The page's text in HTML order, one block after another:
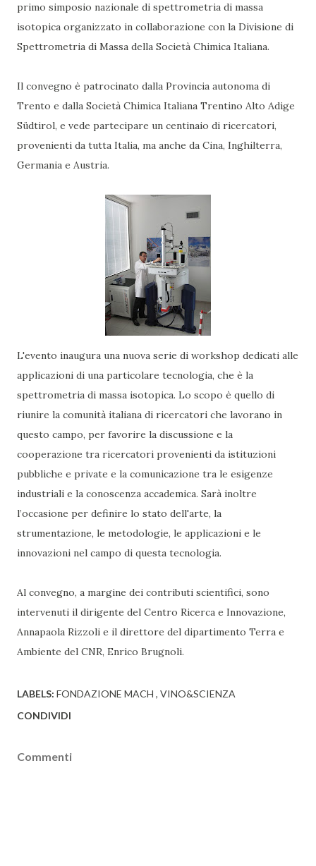
primo simposio nazionale di spettrometria di massa
isotopica organizzato in collaborazione con la Divisione di
Spettrometria di Massa della Società Chimica Italiana.
Il convegno è patrocinato dalla Provincia autonoma di
Trento e dalla Società Chimica Italiana Trentino Alto Adige
Südtirol, e vede partecipare un centinaio di ricercatori,
provenienti da tutta Italia, ma anche da Cina, Inghilterra,
Germania e Austria.
L'evento inaugura una nuova serie di workshop dedicati alle
applicazioni di una particolare tecnologia, che è la
spettrometria di massa isotopica. Lo scopo è quello di
riunire la comunità italiana di ricercatori che lavorano in
questo campo, per favorire la discussione e la
cooperazione tra ricercatori provenienti da istituzioni
pubbliche e private e la comunicazione tra le esigenze
industriali e la conoscenza accademica. Sarà inoltre
l’occasione per definire lo stato dell'arte, la
strumentazione, le metodologie, le applicazioni e le
innovazioni nel campo di questa tecnologia.
Al convegno, a margine dei contributi scientifici, sono
intervenuti il dirigente del Centro Ricerca e Innovazione,
Annapaola Rizzoli e il direttore del dipartimento Terra e
Ambiente del CNR, Enrico Brugnoli.
LABELS: FONDAZIONE MACH VINO&SCIENZA
CONDIVIDI
Commenti